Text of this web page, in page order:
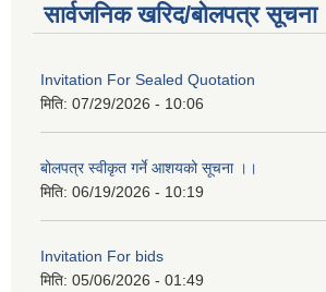
सार्वजनिक खरिद/बोलपत्र सूचना
Invitation For Sealed Quotation
मिति: 07/29/2026 - 10:06
बोलपत्र स्वीकृत गर्ने आशयको सूचना ।।
मिति: 06/19/2026 - 10:19
Invitation For bids
मिति: 05/06/2026 - 01:49